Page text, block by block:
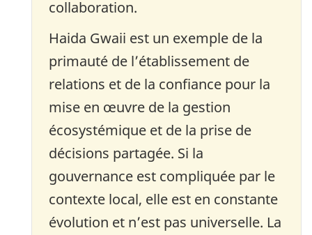
collaboration.
Haida Gwaii est un exemple de la
primauté de l’établissement de
relations et de la confiance pour la
mise en œuvre de la gestion
écosystémique et de la prise de
décisions partagée. Si la
gouvernance est compliquée par le
contexte local, elle est en constante
évolution et n’est pas universelle. La